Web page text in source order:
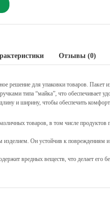
Отзывы (0)
решение для упаковки товаров. Пакет
типа “майка”, что обеспечивает
и ширину, чтобы обеспечить
товаров, в том числе продуктов
Он устойчив к повреждениям
вредных веществ, что делает его